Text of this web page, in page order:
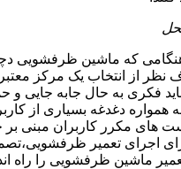
که ماشین ظرفشویی
از انتخاب یک مرکز معتبر
فکری به حال جابه جایی و
همواره دغدغه بسیاری از
های مکرر کاربران مبنی بر
اجرای تعمیر
ماشین ظرفشویی را راه